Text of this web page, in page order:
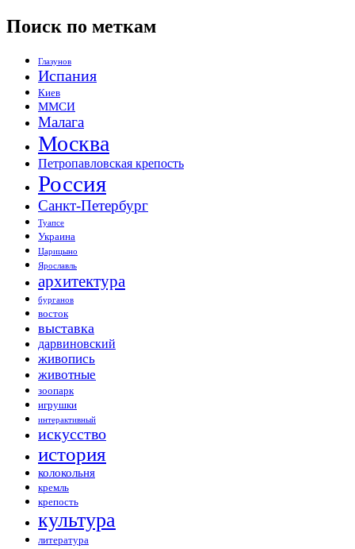
Поиск по меткам
Глазунов
Испания
Киев
ММСИ
Малага
Москва
Петропавловская крепость
Россия
Санкт-Петербург
Туапсе
Украина
Царицыно
Ярославль
архитектура
бурганов
восток
выставка
дарвиновский
живопись
животные
зоопарк
игрушки
интерактивный
искусство
история
колокольня
кремль
крепость
культура
литература